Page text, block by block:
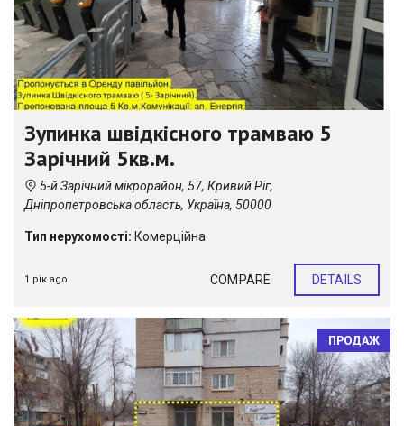
Зупинка швідкісного трамваю 5
Зарічний 5кв.м.
5-й Зарічний мікрорайон, 57, Кривий Ріг,
Дніпропетровська область, Україна, 50000
Тип нерухомості: Комерційна
1 рік ago COMPARE DETAILS
ПРОДАЖ